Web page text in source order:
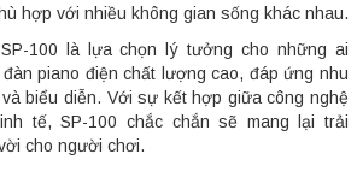
hợp với nhiều không gian sống khác nhau.
100 là lựa chọn lý tưởng cho những ai
piano điện chất lượng cao, đáp ứng nhu
biểu diễn. Với sự kết hợp giữa công nghệ
tế, SP-100 chắc chắn sẽ mang lại trải
cho người chơi.